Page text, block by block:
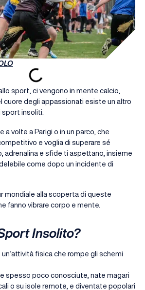
sport, ci vengono in mente calcio,
cuore degli appassionati esiste un altro
insoliti.
a volte a Parigi o in un parco, che
e voglia di superare sé
adrenalina e sfide ti aspettano, insieme
come dopo un incidente di
mondiale alla scoperta di queste
fanno vibrare corpo e mente.
Insolito?
fisica che rompe gli schemi
spesso poco conosciute, nate magari
o su isole remote, e diventate popolari